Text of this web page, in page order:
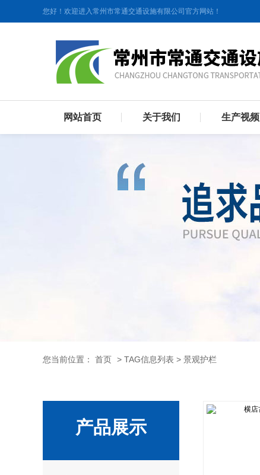
您好！欢迎进入常州市常通交通设施有限公司官方网站！
网站首页 关于我们 生产视频
您当前位置： 首页 > TAG信息列表 > 景观护栏
产品展示